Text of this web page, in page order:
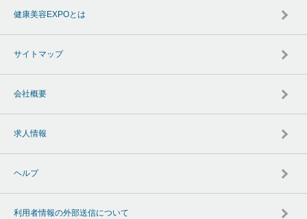
健康美容EXPOとは
サイトマップ
会社概要
求人情報
ヘルプ
利用者情報の外部送信について